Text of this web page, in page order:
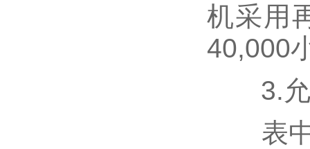
机采用
40,000
3.允
表中